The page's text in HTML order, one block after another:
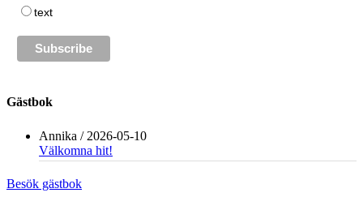
text
Gästbok
Annika / 2026-05-10
Välkomna hit!
Besök gästbok